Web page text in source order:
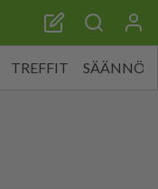
TREFFIT SÄÄNNÖT